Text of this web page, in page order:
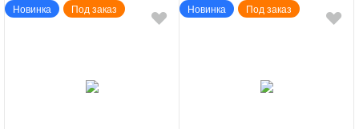
Новинка Под заказ Новинка Под заказ